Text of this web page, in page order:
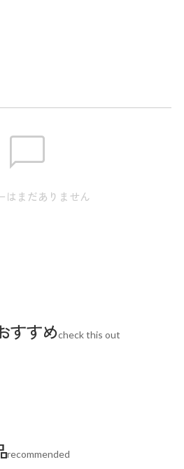
イテムです。
す時にも便利です。使わないとき
できるので、持ち運びや保管も場
妙なアクセントになっています。
はまだありません
すすめcheck this out
recommended